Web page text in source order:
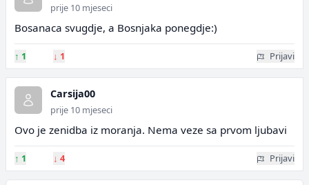
prije 10 mjeseci
Bosanaca svugdje, a Bosnjaka ponegdje:)
↑ 1 ↓ 1 Prijavi
Carsija00
prije 10 mjeseci
Ovo je zenidba iz moranja. Nema veze sa prvom ljubavi
↑ 1 ↓ 4 Prijavi